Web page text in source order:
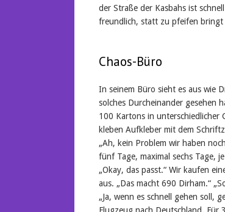
der Straße der Kasbahs ist
freundlich, statt zu pfeifen bringt
Chaos-Büro
In seinem Büro sieht es aus wie
solches Durcheinander gesehen
100 Kartons in unterschiedlicher
kleben Aufkleber mit dem
„Ah, kein Problem wir haben
fünf Tage, maximal sechs Tage,
„Okay, das passt.“ Wir kaufen
aus. „Das macht 690 Dirham.“
„Ja, wenn es schnell gehen soll,